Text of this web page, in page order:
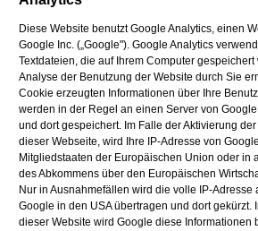
Diese Website benutzt Google Analytics, einen
Google Inc. („Google"). Google Analytics
Textdateien, die auf Ihrem Computer
Analyse der Benutzung der Website durch Sie
Cookie erzeugten Informationen über Ihre
werden in der Regel an einen Server von
und dort gespeichert. Im Falle der Aktivierung
dieser Webseite, wird Ihre IP-Adresse von
Mitgliedstaaten der Europäischen Union oder in
des Abkommens über den Europäischen
Nur in Ausnahmefällen wird die volle IP-Adresse
Google in den USA übertragen und dort gekürzt.
dieser Website wird Google diese Informationen